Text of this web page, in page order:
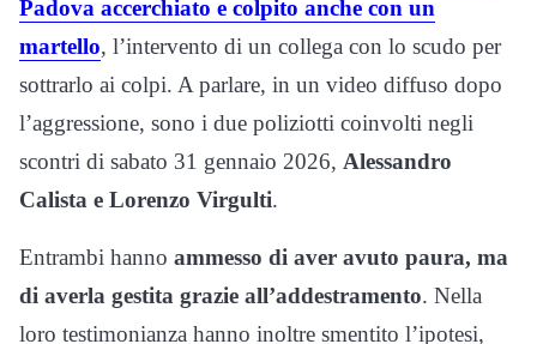
Padova accerchiato e colpito anche con un
martello, l’intervento di un collega con lo scudo per
sottrarlo ai colpi. A parlare, in un video diffuso dopo
l’aggressione, sono i due poliziotti coinvolti negli
scontri di sabato 31 gennaio 2026, Alessandro
Calista e Lorenzo Virgulti.
Entrambi hanno ammesso di aver avuto paura, ma
di averla gestita grazie all’addestramento. Nella
loro testimonianza hanno inoltre smentito l’ipotesi,